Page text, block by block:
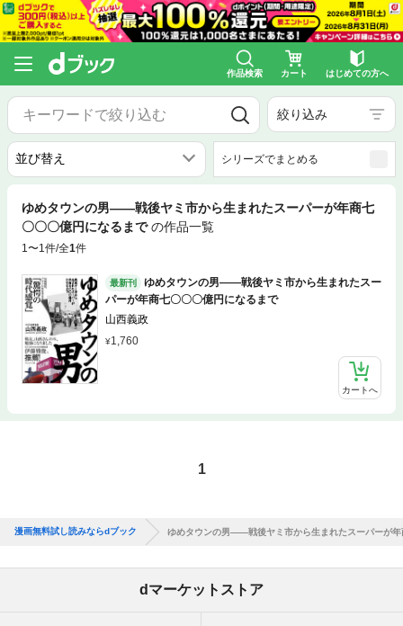
作品検索 カート はじめての方へ
絞り込み
シリーズでまとめる
ゆめタウンの男――戦後ヤミ市から生まれたスーパーが年商七
〇〇〇億円になるまで の作品一覧
1〜1件/全1件
最新刊
ゆめタウンの男――戦後ヤミ市から生まれたスー
パーが年商七〇〇〇億円になるまで
山西義政
1,760
カートへ
1
漫画無料試し読みならdブック ゆめタウンの男――戦後ヤミ市から生まれたスーパーが年
dマーケットストア